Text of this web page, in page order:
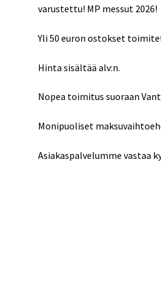
varustettu! MP messut 2026!
Yli 50 euron ostokset
Hinta sisältää alv:n.
Nopea toimitus suoraan
Monipuoliset
Asiakaspalvelumme vastaa